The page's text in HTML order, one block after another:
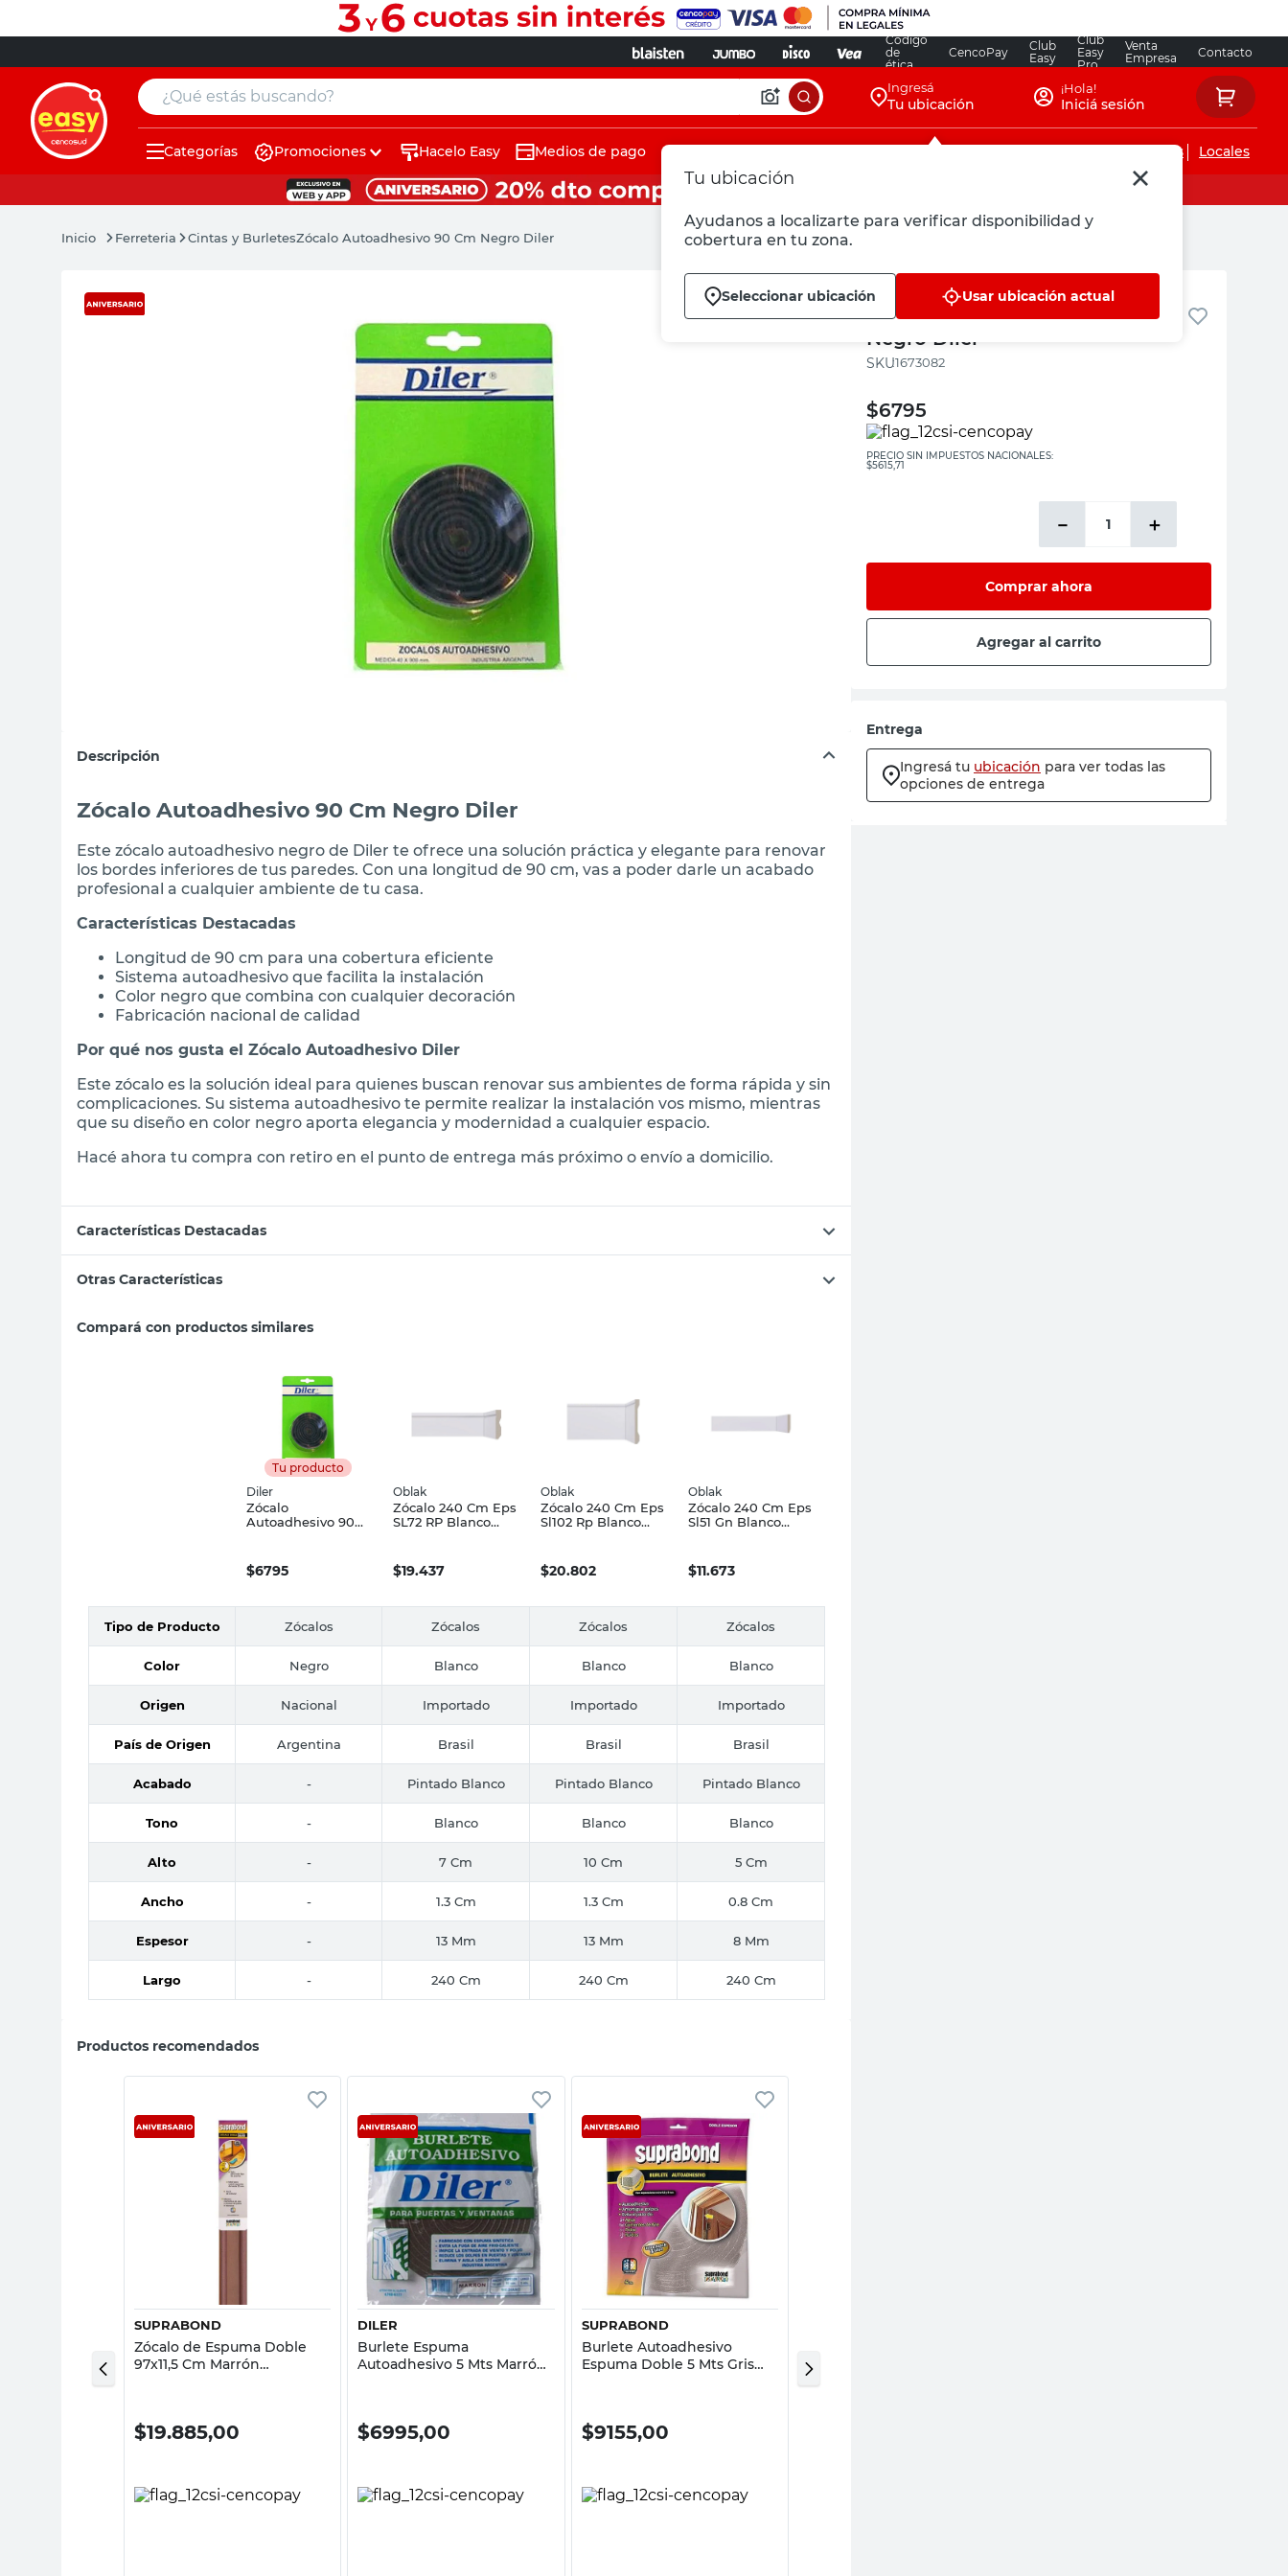
Código
de
ética
CencoPay
Club
Easy
Club
Easy
Pro
Venta
Empresa
Contacto
¿Qué estás buscando? Ingresá
Tu ubicación
Tu ubicación
Ayudanos a localizarte para verificar disponibilidad y
cobertura en tu zona.
Seleccionar ubicación Usar ubicación actual
¡Hola!
Iniciá sesión
Categorías Promociones Hacelo Easy Medios de pago Servicios de instalaciones Locales
Ferreteria Cintas y BurletesZócalo Autoadhesivo 90 Cm Negro Diler
Descripción
Zócalo Autoadhesivo 90 Cm Negro Diler
Este zócalo autoadhesivo negro de Diler te ofrece una solución práctica y elegante para renovar
los bordes inferiores de tus paredes. Con una longitud de 90 cm, vas a poder darle un acabado
profesional a cualquier ambiente de tu casa.
Características Destacadas
Longitud de 90 cm para una cobertura eficiente
Sistema autoadhesivo que facilita la instalación
Color negro que combina con cualquier decoración
Fabricación nacional de calidad
Por qué nos gusta el Zócalo Autoadhesivo Diler
Este zócalo es la solución ideal para quienes buscan renovar sus ambientes de forma rápida y sin
complicaciones. Su sistema autoadhesivo te permite realizar la instalación vos mismo, mientras
que su diseño en color negro aporta elegancia y modernidad a cualquier espacio.
Hacé ahora tu compra con retiro en el punto de entrega más próximo o envío a domicilio.
Características Destacadas
Otras Características
Compará con productos similares
Tu producto
Diler
Zócalo
Autoadhesivo 90
$6795
Oblak
Zócalo 240 Cm Eps
SL72 RP Blanco
$19.437
Oblak
Zócalo 240 Cm Eps
Sl102 Rp Blanco
$20.802
Oblak
Zócalo 240 Cm Eps
Sl51 Gn Blanco
$11.673
Tipo de Producto Zócalos Zócalos Zócalos Zócalos
Color Negro Blanco Blanco Blanco
Origen Nacional Importado Importado Importado
País de Origen Argentina Brasil Brasil Brasil
Acabado - Pintado Blanco Pintado Blanco Pintado Blanco
Tono - Blanco Blanco Blanco
Alto - 7 Cm 10 Cm 5 Cm
Ancho - 1.3 Cm 1.3 Cm 0.8 Cm
Espesor - 13 Mm 13 Mm 8 Mm
Largo - 240 Cm 240 Cm 240 Cm
Productos recomendados
SUPRABOND
Zócalo de Espuma Doble
97x11,5 Cm Marrón
$19.885,00
Vista rápida
DILER
Burlete Espuma
Autoadhesivo 5 Mts Marrón
$6995,00
Vista rápida
SUPRABOND
Burlete Autoadhesivo
Espuma Doble 5 Mts Gris
$9155,00
Autoadhesivo 5 Mts Diler
Diler
Zócalo Autoadhesivo 90 Cm
Negro Diler
:1673082
$6795
PRECIO SIN IMPUESTOS NACIONALES:
$5615,71
＋
－
Comprar ahora
Agregar al carrito
Entrega
Ingresá tu ubicación para ver todas las
opciones de entrega
muebles